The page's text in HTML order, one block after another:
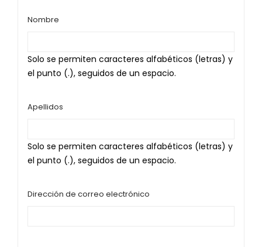
Nombre
Solo se permiten caracteres alfabéticos (letras) y
el punto (.), seguidos de un espacio.
Apellidos
Solo se permiten caracteres alfabéticos (letras) y
el punto (.), seguidos de un espacio.
Dirección de correo electrónico